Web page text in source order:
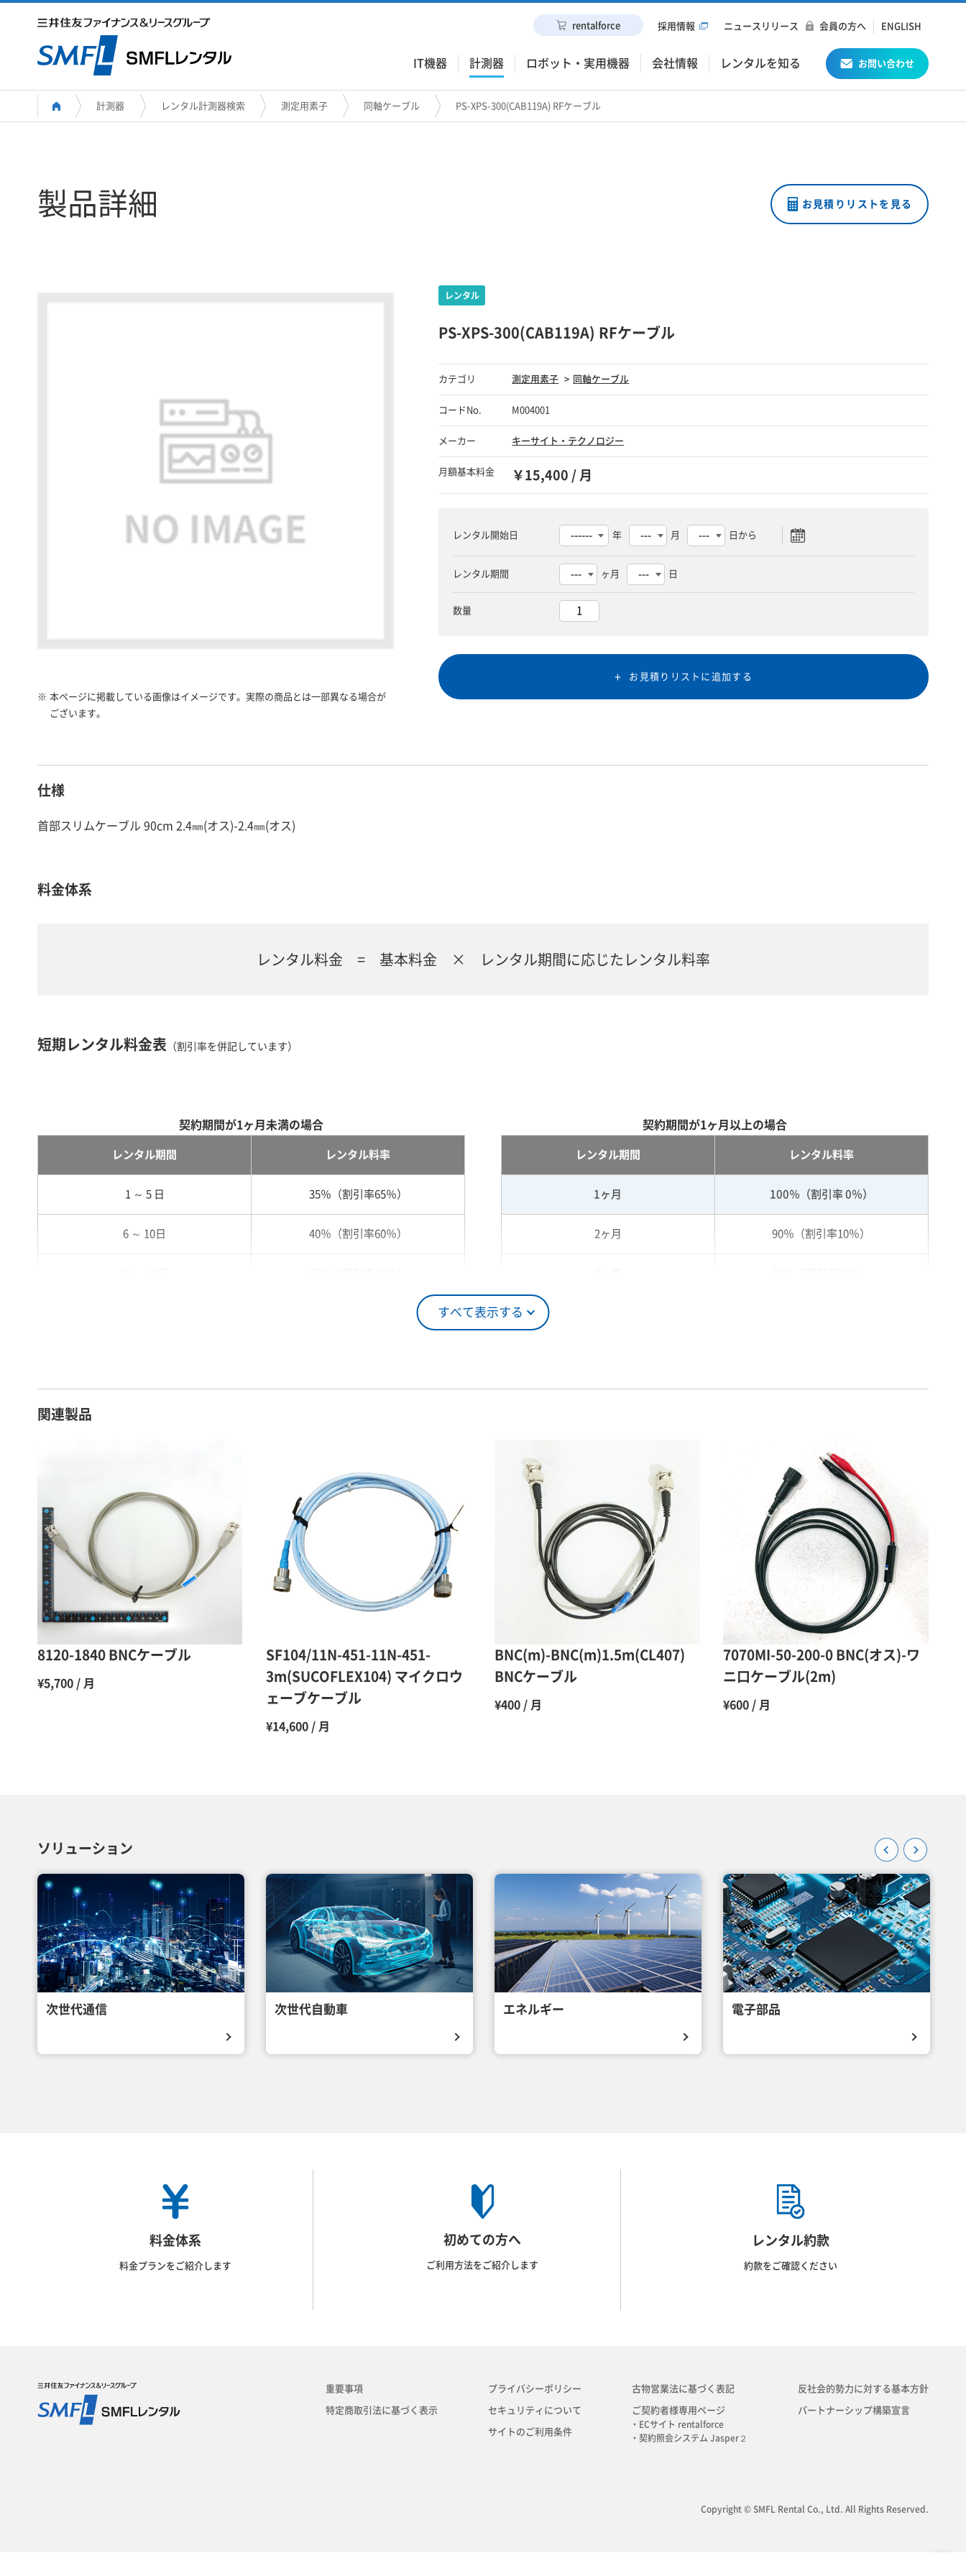
IT機器 計測器 ロボット・実用機器 会社情報 レンタルを知る お問い合わせ
rentalforce 採用情報 ニュースリリース 会員の方へ ENGLISH
計測器 レンタル計測器検索 測定用素子 同軸ケーブル PS-XPS-300(CAB119A) RFケーブル
製品詳細 お見積りリストを見る
※ 本ページに掲載している画像はイメージです。実際の商品とは一部異なる場合が
ございます。
PS-XPS-300(CAB119A) RFケーブル
カテゴリ 測定用素子 同軸ケーブル
コードNo. M004001
メーカー キーサイト・テクノロジー
月額基本料金 ￥15,400 / 月
レンタル開始日 年 月 日から
レンタル期間 ヶ月 日
数量
お見積りリストに追加する
仕様
首部スリムケーブル 90cm 2.4㎜(オス)-2.4㎜(オス)
料金体系
レンタル料金 = 基本料金 × レンタル期間に応じたレンタル料率
短期レンタル料金表 （割引率を併記しています）
すべて表示する
契約期間が1ヶ月未満の場合
レンタル期間 レンタル料率
1 ～ 5 日 35％（割引率65％）
6 ～ 10日 40％（割引率60％）
26日 ～ 1ヶ月 100％（割引率 0％）
契約期間が1ヶ月以上の場合
レンタル期間 レンタル料率
1ヶ月 100％（割引率 0％）
2ヶ月 90％（割引率10％）
6ヶ月 65％（割引率35％）
55％（割引率45％）
9ヶ月 50％（割引率50％）
48％（割引率52％）
11ヶ月 47％（割引率53％）
45％（割引率55％）
関連製品
8120-1840 BNCケーブル
¥5,700 / 月
SF104/11N-451-11N-451-
3m(SUCOFLEX104) マイクロウ
ェーブケーブル
¥14,600 / 月
BNC(m)-BNC(m)1.5m(CL407)
BNCケーブル
¥400 / 月
7070MI-50-200-0 BNC(オス)-ワ
ニ口ケーブル(2m)
¥600 / 月
ソリューション
次世代通信 次世代自動車 エネルギー 電子部品
料金体系
料金プランをご紹介します
初めての方へ
ご利用方法をご紹介します
レンタル約款
約款をご確認ください
重要事項
特定商取引法に基づく表示
プライバシーポリシー
セキュリティについて
サイトのご利用条件
古物営業法に基づく表記
ご契約者様専用ページ
・ECサイト rentalforce
・契約照会システム Jasper２
反社会的勢力に対する基本方針
パートナーシップ構築宣言
Copyright © SMFL Rental Co., Ltd. All Rights Reserved.